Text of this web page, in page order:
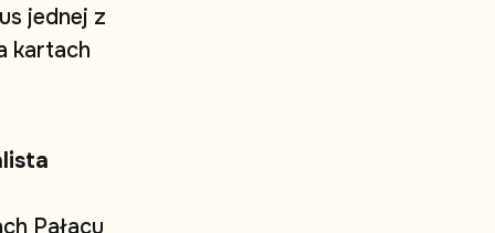
us jednej z
kartach
lista
ch Pałacu